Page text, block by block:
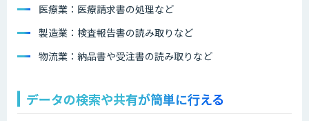
医療業：医療請求書の処理など
製造業：検査報告書の読み取りなど
物流業：納品書や受注書の読み取りなど
データの検索や共有が簡単に行える